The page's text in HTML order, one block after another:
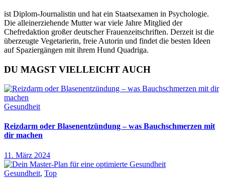
ist Diplom-Journalistin und hat ein Staatsexamen in Psychologie.
Die alleinerziehende Mutter war viele Jahre Mitglied der
Chefredaktion großer deutscher Frauenzeitschriften. Derzeit ist die
überzeugte Vegetarierin, freie Autorin und findet die besten Ideen
auf Spaziergängen mit ihrem Hund Quadriga.
DU MAGST VIELLEICHT AUCH
Gesundheit
Reizdarm oder Blasenentzündung – was Bauchschmerzen mit
dir machen
11. März 2024
Gesundheit, Top